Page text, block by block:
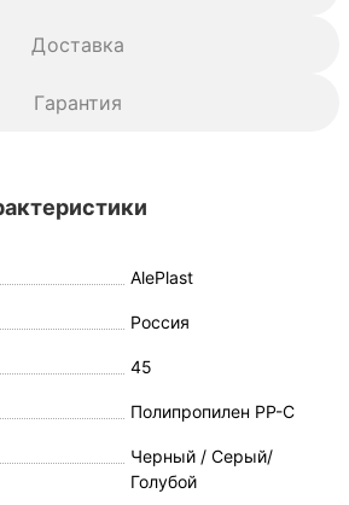
Доставка
Гарантия
AlePlast
Россия
45
Полипропилен PP-C
Черный / Серый/
Голубой